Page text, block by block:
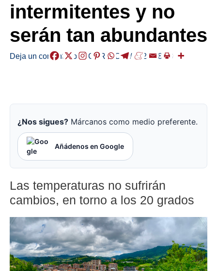
intermitentes y no
serán tan abundantes
Deja un comentario /EGURALDIA/ 2023-08-29
¿Nos sigues? Márcanos como medio preferente.
Añádenos en Google
Las temperaturas no sufrirán
cambios, en torno a los 20 grados